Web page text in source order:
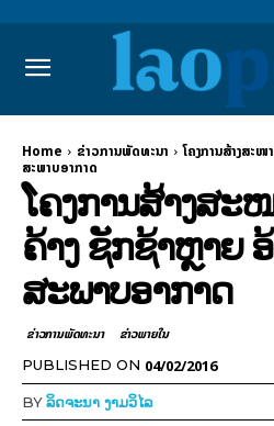
Home ຂ່າວການພັດທະນາ
ໂຄງການສ້າງສະ
ສະພາບອາກາດ
ໂຄງການສ້າງສະ
ຄ້າງ ຊັກຊ້າຫຼາຍ
ສະພາບອາກາດ
ຂ່າວການພັດທະນາ ຂ່າວພາຍ​ໃນ
PUBLISHED ON 04/02/2016
BYລິດຈະນາ ງາມວິໄລ